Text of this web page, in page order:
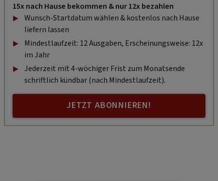
15x nach Hause bekommen & nur 12x bezahlen
Wunsch-Startdatum wählen & kostenlos nach Hause
liefern lassen
Mindestlaufzeit: 12 Ausgaben, Erscheinungsweise: 12x
im Jahr
Jederzeit mit 4-wöchiger Frist zum Monatsende
schriftlich kündbar (nach Mindestlaufzeit).
JETZT ABONNIEREN!